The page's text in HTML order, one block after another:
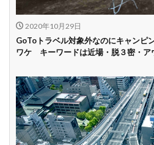
2020年10月29日
GoToトラベル対象外なのにキャンピ
ワケ キーワードは近場・脱３密・ア